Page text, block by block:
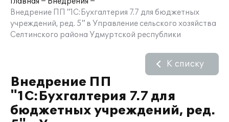
Внедрение ПП "1С:Бухгалтерия 7.7 для бюджетных
учреждений, ред. 5" в Управление сельского хозяйства
Селтинского района Удмуртской республики
Внедрение ПП
"1С:Бухгалтерия 7.7 для
бюджетных учреждений, ред.
К списку